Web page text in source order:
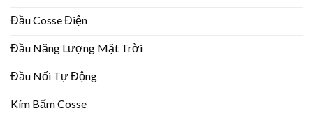
Đầu Cosse Điện
Đầu Năng Lượng Mặt Trời
Đầu Nối Tự Động
Kím Bấm Cosse